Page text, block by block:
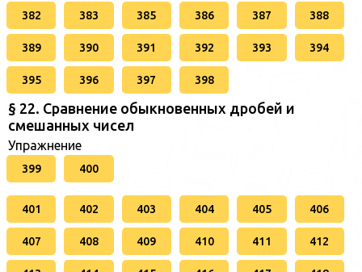
382 383 385 386 387 388
389 390 391 392 393 394
395 396 397 398
§ 22. Сравнение обыкновенных дробей и
смешанных чисел
Упражнение
399 400
401 402 403 404 405 406
407 408 409 410 411 412